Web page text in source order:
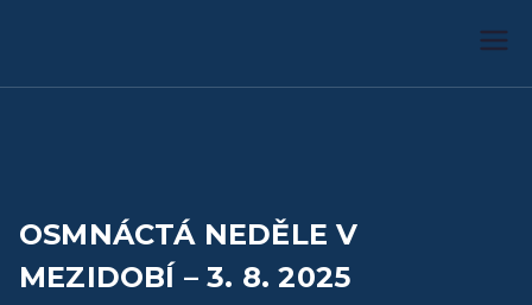
Farnost Žlutice
OSMNÁCTÁ NEDĚLE V
MEZIDOBÍ – 3. 8. 2025